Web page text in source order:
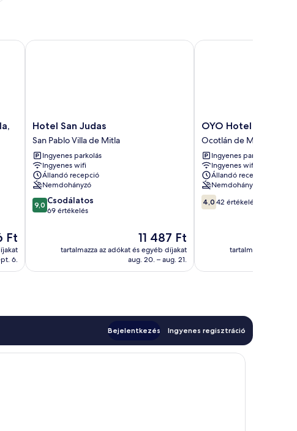
Ft
6.
Hotel
San
Judas
San
Pablo
Villa
de
Mitla
Hotel San Judas
San Pablo Villa de Mitla
Ingyenes parkolás
Ingyenes wifi
Állandó recepció
Nemdohányzó
9.0
ennyiből:
értékelés
9,0 Csodálatos
69 értékelés
Az
ár
11 487 Ft
11 487 Ft
tartalmazza az adókat és egyéb díjakat
aug. 20. – aug. 21.
Hotel San Judas
OYO
Hotel
Rey
David,
Oaxaca
Ocotlán
de
Morelos
OYO Hotel Rey
Ocotlán de Morelos
Ingyenes parkolás
Ingyenes wifi
Állandó recepció
Nemdohányzó
4.0
ennyiből:
4,0 42 értékelés
tartalmazza az
OYO Hotel Rey David,
Bejelentkezés Ingyenes regisztráció